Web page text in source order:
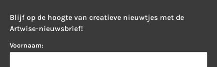
Blijf op de hoogte van creatieve nieuwtjes met de
Artwise-nieuwsbrief!
Voornaam: